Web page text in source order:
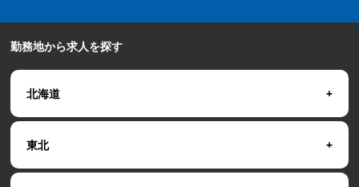
勤務地から求人を探す
北海道
東北